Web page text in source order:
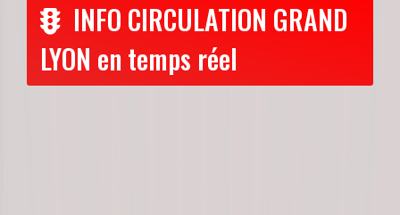
INFO CIRCULATION GRAND
LYON en temps réel